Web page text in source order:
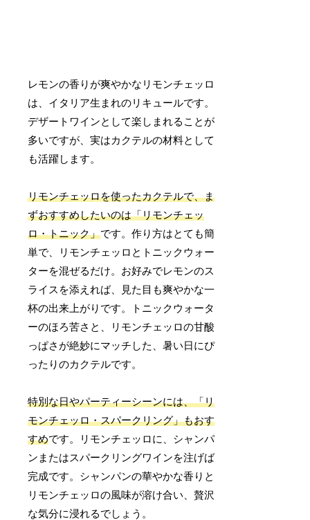
レモンの香りが爽やかなリモンチェッロ
は、イタリア生まれのリキュールです。
デザートワインとして楽しまれることが
多いですが、実はカクテルの材料として
も活躍します。
リモンチェッロを使ったカクテルで、ま
ずおすすめしたいのは「リモンチェッ
ロ・トニック」です。作り方はとても簡
単で、リモンチェッロとトニックウォー
ターを混ぜるだけ。お好みでレモンのス
ライスを添えれば、見た目も爽やかな一
杯の出来上がりです。トニックウォータ
ーのほろ苦さと、リモンチェッロの甘酸
っぱさが絶妙にマッチした、暑い日にぴ
ったりのカクテルです。
特別な日やパーティーシーンには、「リ
モンチェッロ・スパークリング」もおす
すめです。リモンチェッロに、シャンパ
ンまたはスパークリングワインを注げば
完成です。シャンパンの華やかな香りと
リモンチェッロの風味が溶け合い、贅沢
な気分に浸れるでしょう。